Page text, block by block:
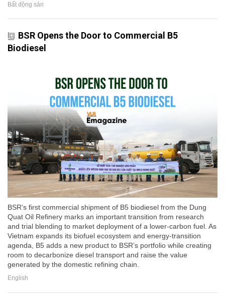
Bất động sản
BSR Opens the Door to Commercial B5
Biodiesel
BSR’s first commercial shipment of B5 biodiesel from the Dung
Quat Oil Refinery marks an important transition from research
and trial blending to market deployment of a lower-carbon fuel. As
Vietnam expands its biofuel ecosystem and energy-transition
agenda, B5 adds a new product to BSR’s portfolio while creating
room to decarbonize diesel transport and raise the value
generated by the domestic refining chain.
English